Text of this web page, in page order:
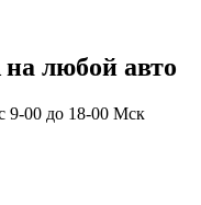
любой авто
9-00 до 18-00 Мск